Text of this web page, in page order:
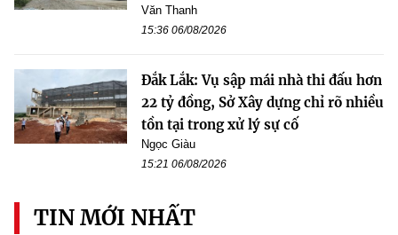
Văn Thanh
15:36 06/08/2026
Đắk Lắk: Vụ sập mái nhà thi đấu hơn
22 tỷ đồng, Sở Xây dựng chỉ rõ nhiều
tồn tại trong xử lý sự cố
Ngọc Giàu
15:21 06/08/2026
TIN MỚI NHẤT